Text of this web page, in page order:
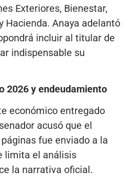
Exteriores, Bienestar,
Hacienda. Anaya adelantó
incluir al titular de
indispensable su
2026 y endeudamiento
económico entregado
acusó que el
fue enviado a la
limita el análisis
la narrativa oficial.